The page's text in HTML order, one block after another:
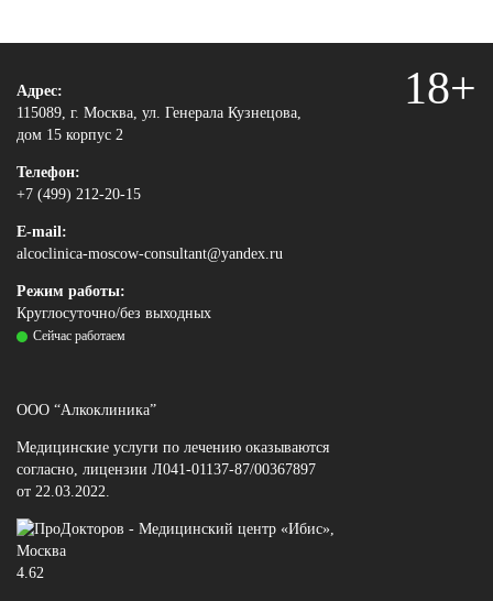
Адрес:
115089, г. Москва, ул. Генерала Кузнецова,
дом 15 корпус 2
Телефон:
+7 (499) 212-20-15
E-mail:
alcoclinica-moscow-consultant@yandex.ru
Режим работы:
Круглосуточно/без выходных
Сейчас работаем
ООО “Алкоклиника”
Медицинские услуги по лечению оказываются
согласно, лицензии Л041-01137-87/00367897
от 22.03.2022.
18+
4.62